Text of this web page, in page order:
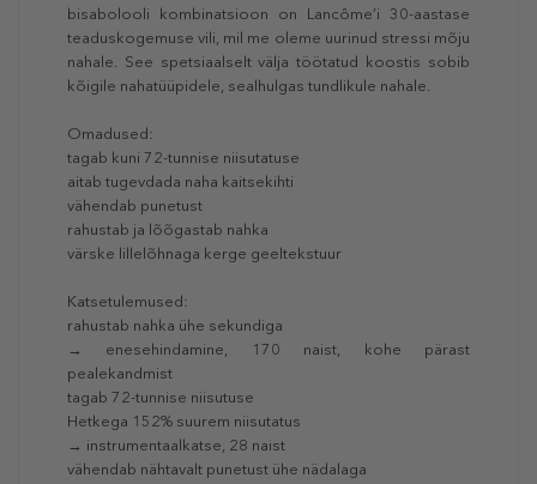
bisabolooli kombinatsioon on Lancôme’i 30-aastase
teaduskogemuse vili, mil me oleme uurinud stressi mõju
nahale. See spetsiaalselt välja töötatud koostis sobib
kõigile nahatüüpidele, sealhulgas tundlikule nahale.
Omadused:
tagab kuni 72-tunnise niisutatuse
aitab tugevdada naha kaitsekihti
vähendab punetust
rahustab ja lõõgastab nahka
värske lillelõhnaga kerge geeltekstuur
Katsetulemused:
rahustab nahka ühe sekundiga
→ enesehindamine, 170 naist, kohe pärast
pealekandmist
tagab 72-tunnise niisutuse
Hetkega 152% suurem niisutatus
→ instrumentaalkatse, 28 naist
vähendab nähtavalt punetust ühe nädalaga